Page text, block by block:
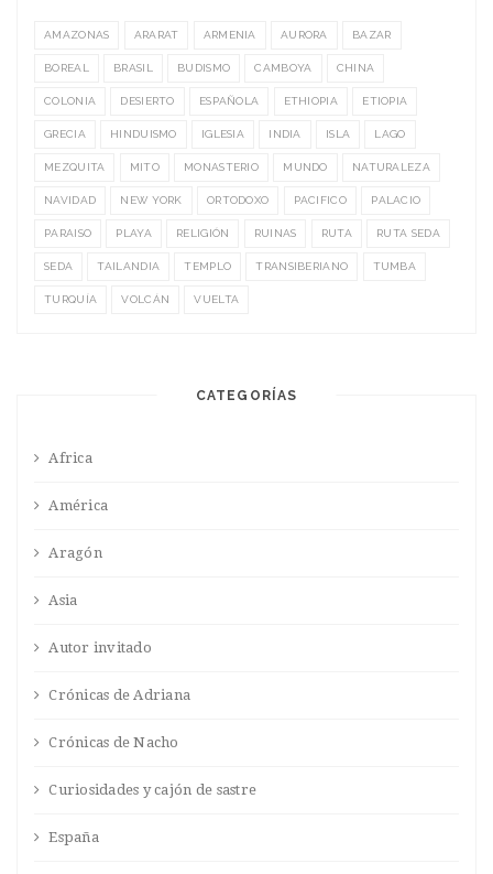
AMAZONAS ARARAT ARMENIA AURORA BAZAR
BOREAL BRASIL BUDISMO CAMBOYA CHINA
COLONIA DESIERTO ESPAÑOLA ETHIOPIA ETIOPIA
GRECIA HINDUISMO IGLESIA INDIA ISLA LAGO
MEZQUITA MITO MONASTERIO MUNDO NATURALEZA
NAVIDAD NEW YORK ORTODOXO PACIFICO PALACIO
PARAISO PLAYA RELIGIÓN RUINAS RUTA RUTA SEDA
SEDA TAILANDIA TEMPLO TRANSIBERIANO TUMBA
TURQUÍA VOLCÁN VUELTA
CATEGORÍAS
Africa
América
Aragón
Asia
Autor invitado
Crónicas de Adriana
Crónicas de Nacho
Curiosidades y cajón de sastre
España